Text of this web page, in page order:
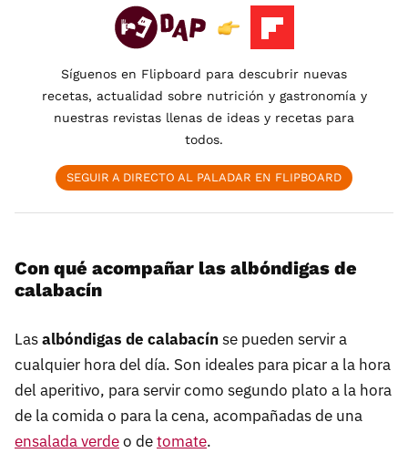
Síguenos en Flipboard para descubrir nuevas
recetas, actualidad sobre nutrición y gastronomía y
nuestras revistas llenas de ideas y recetas para
todos.
SEGUIR A DIRECTO AL PALADAR EN FLIPBOARD
Con qué acompañar las albóndigas de
calabacín
Lasalbóndigas de calabacín se pueden servir a
cualquier hora del día. Son ideales para picar a la hora
del aperitivo, para servir como segundo plato a la hora
de la comida o para la cena, acompañadas de una
ensalada verdeo detomate.